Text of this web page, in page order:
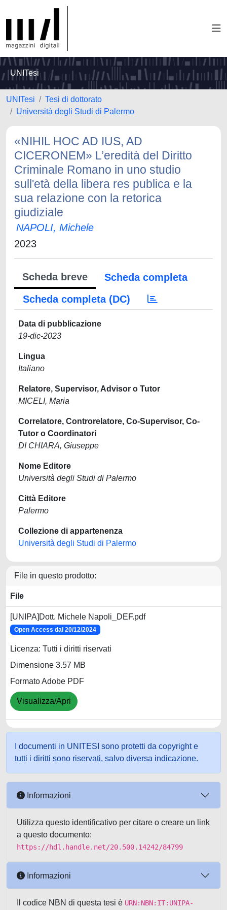
UNITesi
UNITesi
Tesi di dottorato
Università degli Studi di Palermo
«NIHIL HOC AD IUS, AD
CICERONEM» L’eredità del Diritto
Criminale Romano in uno studio
sull'età della libera res publica e la
sua relazione con la retorica
giudiziale
NAPOLI, Michele
2023
Scheda breve
Scheda completa
Scheda completa (DC)
Data di pubblicazione
19-dic-2023
Lingua
Italiano
Relatore, Supervisor, Advisor o Tutor
MICELI, Maria
Correlatore, Controrelatore, Co-Supervisor, Co-
Tutor o Coordinatori
DI CHIARA, Giuseppe
Nome Editore
Università degli Studi di Palermo
Città Editore
Palermo
Collezione di appartenenza
Università degli Studi di Palermo
File in questo prodotto:
File
[UNIPA]Dott. Michele Napoli_DEF.pdf
Open Access dal 20/12/2024
Licenza: Tutti i diritti riservati
Dimensione 3.57 MB
Formato Adobe PDF
Visualizza/Apri
I documenti in UNITESI sono protetti da copyright e
tutti i diritti sono riservati, salvo diversa indicazione.
Informazioni
Utilizza questo identificativo per citare o creare un link
a questo documento:
https://hdl.handle.net/20.500.14242/84799
Informazioni
Il codice NBN di questa tesi è URN:NBN:IT:UNIPA-